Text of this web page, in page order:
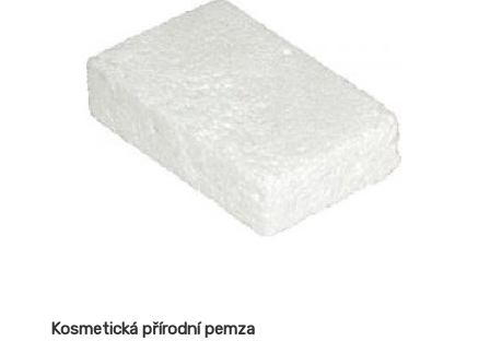
Kosmetická přírodní pemza